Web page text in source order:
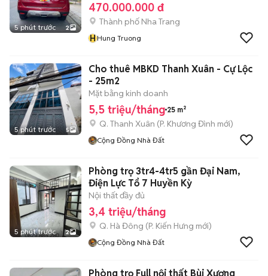
5 phút trước 2
470.000.000 đ
Thành phố Nha Trang
HHung Truong
5 phút trước 5
Cho thuê MBKD Thanh Xuân - Cự Lộc
- 25m2
Mặt bằng kinh doanh
5,5 triệu/tháng 25 m²
Q. Thanh Xuân (P. Khương Đình mới)
Cộng Đồng Nhà Đất
5 phút trước 2
Phòng trọ 3tr4-4tr5 gần Đại Nam,
Điện Lực Tổ 7 Huyền Kỳ
Nội thất đầy đủ
3,4 triệu/tháng
Q. Hà Đông (P. Kiến Hưng mới)
Cộng Đồng Nhà Đất
Phòng trọ Full nội thất Bùi Xương